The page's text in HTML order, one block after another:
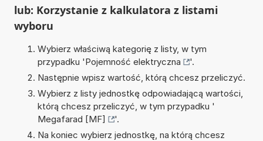
lub: Korzystanie z kalkulatora z listami
wyboru
Wybierz właściwą kategorię z listy, w tym
przypadku 'Pojemność elektryczna
'.
Następnie wpisz wartość, którą chcesz przeliczyć.
Wybierz z listy jednostkę odpowiadającą wartości,
którą chcesz przeliczyć, w tym przypadku '
Megafarad [MF]
'.
Na koniec wybierz jednostkę, na którą chcesz